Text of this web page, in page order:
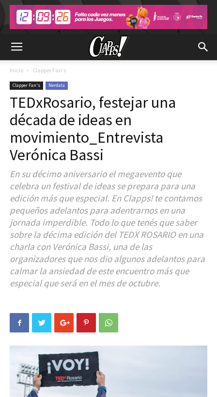
Inicio Clapper Fan's
Clapper Fan's Nerdata
TEDxRosario, festejar una
década de ideas en
movimiento_Entrevista
Verónica Bassi
En su décimo aniversario el megaevento que
celebra un festival de ideas se prepara para una
edición más que especial. En Clapps! te contamos
pequeños adelantos para adentrarnos en una
jornada imperdible. Todo lo que tenés que saber
sobre la décima edición del TEDX ROSARIO en una
charla con Verónica Bassi, una de las
organizadores que nos dio algunos adelantos para
calmar la ansiedad de este encuentro más que
especial que será en el mes de octubre.